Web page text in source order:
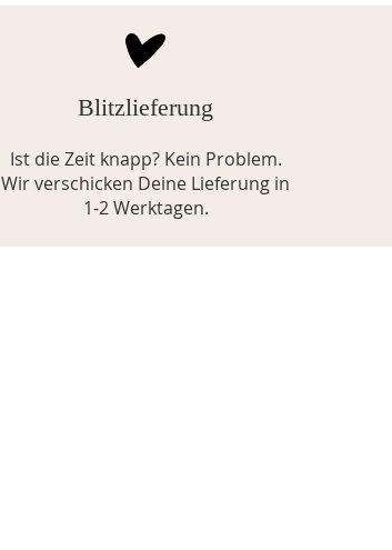
Blitzlieferung
Ist die Zeit knapp? Kein Problem.
Wir verschicken Deine Lieferung in
1-2 Werktagen.